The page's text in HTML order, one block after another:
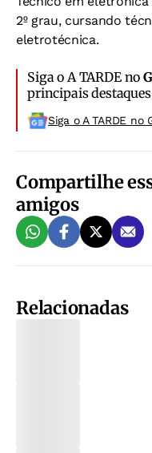
2º grau, cursando
eletrotécnica.
Siga o A TARDE no
principais
Siga o A TARDE no
Compartilhe
amigos
Relacionadas